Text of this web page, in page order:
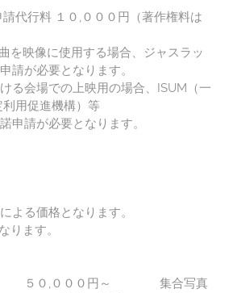
代行料 １ ０,０００ 円（著作権料は
を映像に使用する場合、ジャスラッ
請が必要となります。
る会場での上映用の場合、ISUM（一
用促進機構）等
請が必要となります。​
よる価格となります。
ります。
０,０００円～ 集合写真